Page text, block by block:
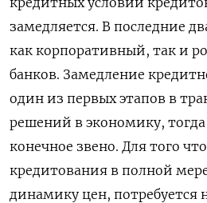
замедляется. В последние
как корпоративный, так и
банков. Замедление
один из первых этапов в
решений в экономику,
конечное звено. Для того
кредитования в полной
динамику цен, потребуется